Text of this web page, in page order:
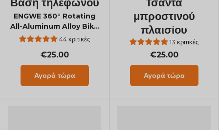
ENGWE 360° Rotating
All-Aluminum Alloy Bike
Phone Mount
44 κριτικές
€25.00
Αγορά τώρα
μπροστινού
πλαισίου
13 κριτικές
€25.00
Αγορά τώρα